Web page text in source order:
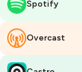
Spotify
Overcast